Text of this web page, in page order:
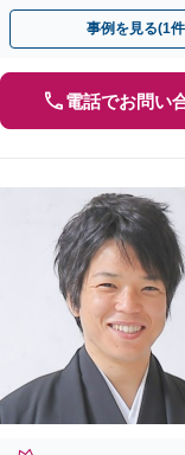
案についても対応させて
事例を見る(1
電話でお問い